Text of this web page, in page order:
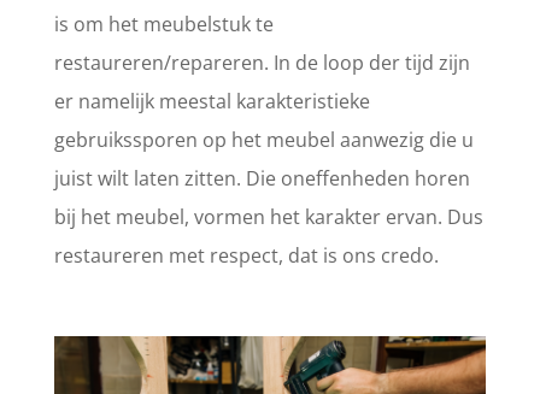
is om het meubelstuk te
restaureren/repareren. In de loop der tijd zijn
er namelijk meestal karakteristieke
gebruikssporen op het meubel aanwezig die u
juist wilt laten zitten. Die oneffenheden horen
bij het meubel, vormen het karakter ervan. Dus
restaureren met respect, dat is ons credo.